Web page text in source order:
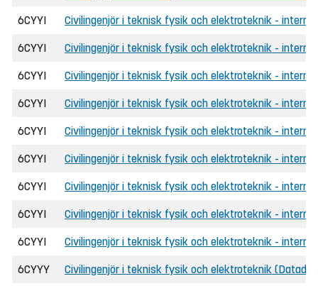
6CYYI Civilingenjör i teknisk fysik och elektroteknik -
6CYYI Civilingenjör i teknisk fysik och elektroteknik -
6CYYI Civilingenjör i teknisk fysik och elektroteknik -
6CYYI Civilingenjör i teknisk fysik och elektroteknik -
6CYYI Civilingenjör i teknisk fysik och elektroteknik -
6CYYI Civilingenjör i teknisk fysik och elektroteknik -
6CYYI Civilingenjör i teknisk fysik och elektroteknik -
6CYYI Civilingenjör i teknisk fysik och elektroteknik -
6CYYI Civilingenjör i teknisk fysik och elektroteknik -
6CYYY Civilingenjör i teknisk fysik och elektroteknik